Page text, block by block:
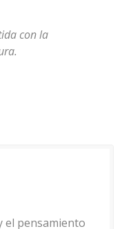
con la
el pensamiento